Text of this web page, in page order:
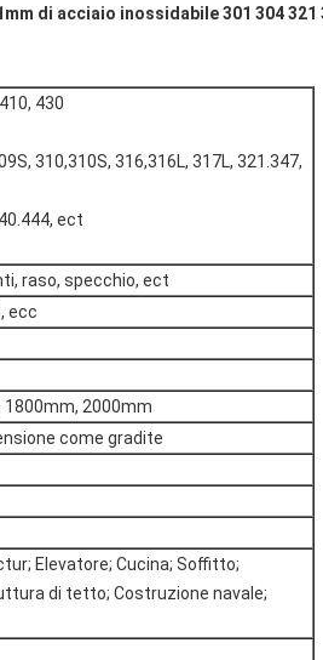
di acciaio inossidabile 301 304 321
430
310,310S, 316,316L, 317L, 321.347,
ect
raso, specchio, ect
ecc
2000mm
come gradite
Elevatore; Cucina; Soffitto;
di tetto; Costruzione navale;